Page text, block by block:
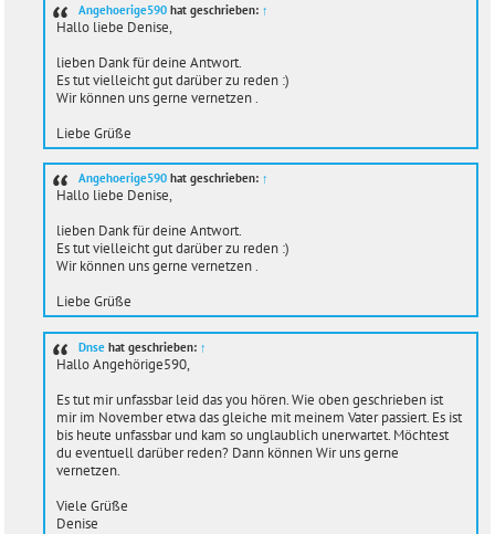
Angehoerige590 hat geschrieben: ↑
Hallo liebe Denise,
lieben Dank für deine Antwort.
Es tut vielleicht gut darüber zu reden :)
Wir können uns gerne vernetzen .
Liebe Grüße
Angehoerige590 hat geschrieben: ↑
Hallo liebe Denise,
lieben Dank für deine Antwort.
Es tut vielleicht gut darüber zu reden :)
Wir können uns gerne vernetzen .
Liebe Grüße
Dnse hat geschrieben: ↑
Hallo Angehörige590,
Es tut mir unfassbar leid das you hören. Wie oben geschrieben ist
mir im November etwa das gleiche mit meinem Vater passiert. Es ist
bis heute unfassbar und kam so unglaublich unerwartet. Möchtest
du eventuell darüber reden? Dann können Wir uns gerne
vernetzen.
Viele Grüße
Denise